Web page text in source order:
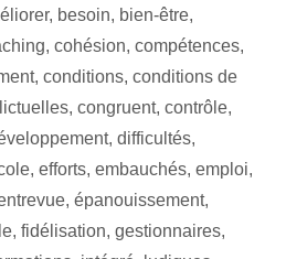
, besoin, bien-être,
, cohésion, compétences,
, conditions, conditions de
, congruent, contrôle,
, difficultés,
, efforts, embauchés, emploi,
, épanouissement,
, fidélisation, gestionnaires,